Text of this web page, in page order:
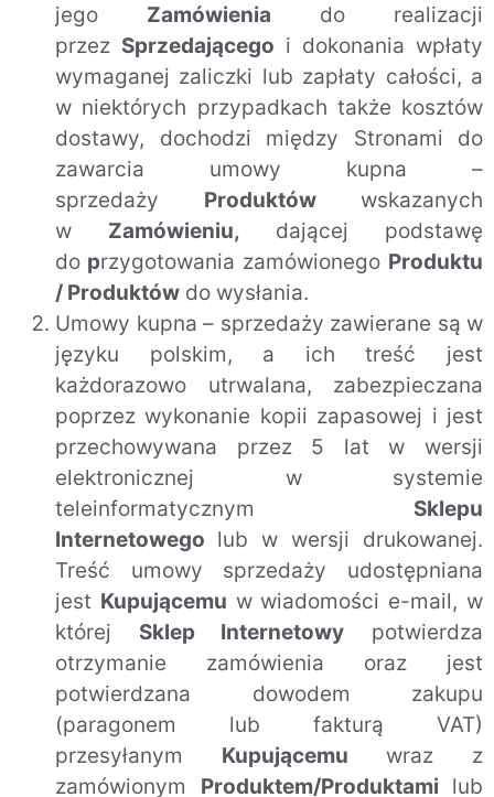
jego Zamówienia do realizacji
przez Sprzedającego i dokonania wpłaty
wymaganej zaliczki lub zapłaty całości, a
w niektórych przypadkach także kosztów
dostawy, dochodzi między Stronami do
zawarcia umowy kupna –
sprzedaży Produktówwskazanych
w Zamówieniu, dającej podstawę
do przygotowania zamówionego Produktu
/ Produktów do wysłania.
Umowy kupna – sprzedaży zawierane są w
języku polskim, a ich treść jest
każdorazowo utrwalana, zabezpieczana
poprzez wykonanie kopii zapasowej i jest
przechowywana przez 5 lat w wersji
elektronicznej w systemie
teleinformatycznym Sklepu
Internetowego lub w wersji drukowanej.
Treść umowy sprzedaży udostępniana
jest Kupującemu w wiadomości e-mail, w
której Sklep Internetowy potwierdza
otrzymanie zamówienia oraz jest
potwierdzana dowodem zakupu
(paragonem lub fakturą VAT)
przesyłanym Kupującemu wraz z
zamówionym Produktem/Produktami lub